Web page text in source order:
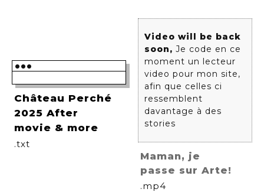
•••
Château Perché
2025 After
movie & more
.txt
Video will be back
soon, Je code en ce
moment un lecteur
video pour mon site,
afin que celles ci
ressemblent
davantage à des
stories
Maman, je
passe sur Arte!
.mp4